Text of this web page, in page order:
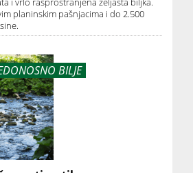
planinskim pašnjacima i do 2.500
BILJE